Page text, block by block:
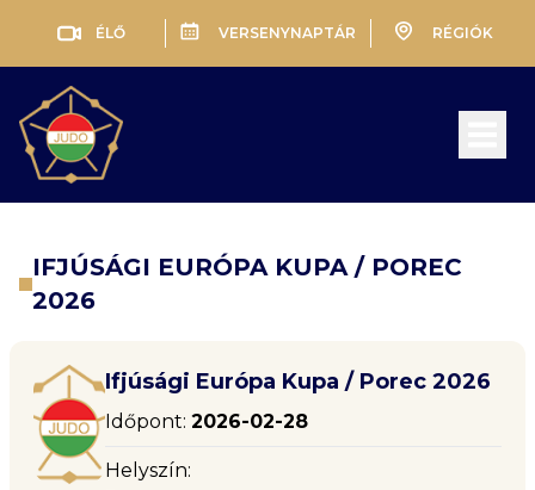
ÉLŐ VERSENYNAPTÁR RÉGIÓK
IFJÚSÁGI EURÓPA KUPA / POREC
2026
Ifjúsági Európa Kupa / Porec 2026
Időpont: 2026-02-28
Helyszín: